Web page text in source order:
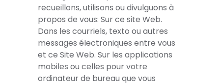
recueillons, utilisons ou divulguons à
propos de vous: Sur ce site Web.
Dans les courriels, texto ou autres
messages électroniques entre vous
et ce Site Web. Sur les applications
mobiles ou celles pour votre
ordinateur de bureau que vous